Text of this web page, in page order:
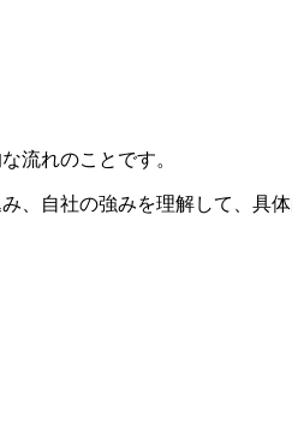
流れのことです。
、自社の強みを理解して、